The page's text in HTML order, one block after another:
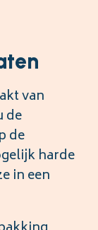
van
de
de
harde
in een